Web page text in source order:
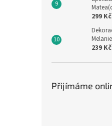
299 Kč
239 Kč
Přijímáme